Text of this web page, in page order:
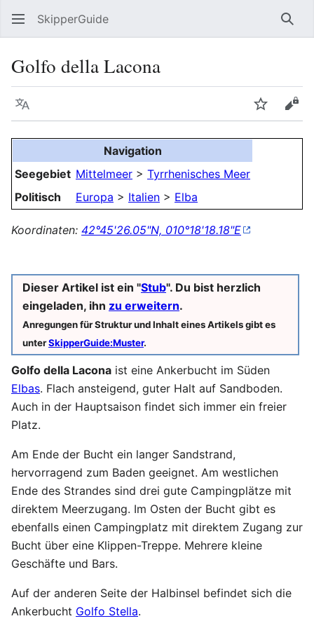
SkipperGuide
Golfo della Lacona
Sprache
Navigation
Seegebiet Mittelmeer > Tyrrhenisches Meer
Politisch
Europa > Italien > Elba
Koordinaten: 42°45'26.05"N, 010°18'18.18"E
Dieser Artikel ist ein "Stub". Du bist herzlich
eingeladen, ihn zu erweitern.
Anregungen für Struktur und Inhalt eines Artikels gibt es
unterSkipperGuide:Muster.
Golfo della Lacona ist eine Ankerbucht im Süden
Elbas. Flach ansteigend, guter Halt auf Sandboden.
Auch in der Hauptsaison findet sich immer ein freier
Platz.
Am Ende der Bucht ein langer Sandstrand,
hervorragend zum Baden geeignet. Am westlichen
Ende des Strandes sind drei gute Campingplätze mit
direktem Meerzugang. Im Osten der Bucht gibt es
ebenfalls einen Campingplatz mit direktem Zugang zur
Bucht über eine Klippen-Treppe. Mehrere kleine
Geschäfte und Bars.
Auf der anderen Seite der Halbinsel befindet sich die
Ankerbucht Golfo Stella.